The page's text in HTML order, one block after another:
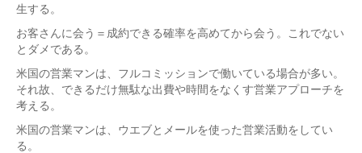
生する。
お客さんに会う＝成約できる確率を高めてから会う。これでない
とダメである。
米国の営業マンは、フルコミッションで働いている場合が多い。
それ故、できるだけ無駄な出費や時間をなくす営業アプローチを
考える。
米国の営業マンは、ウエブとメールを使った営業活動をしてい
る。